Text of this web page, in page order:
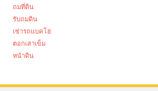
ถมที่ดิน
รับถมดิน
เช่ารถแบคโฮ
ตอกเสาเข็ม
หน้าดิน